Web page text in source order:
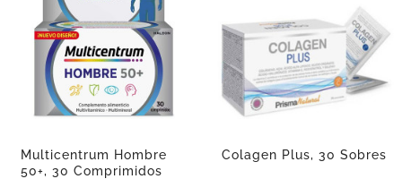
Multicentrum Hombre
50+, 30 Comprimidos
Colagen Plus, 30 Sobres